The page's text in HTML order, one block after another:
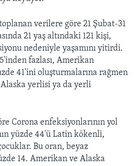
verilere göre 21 Şubat-31
21 yaş altındaki 121 kişi,
nedeniyle yaşamını yitirdi.
fazlası, Amerikan
41'ini oluşturmalarına rağmen
yerlisi ya da yerli
Corona enfeksiyonlarının yol
yüzde 44'ü Latin kökenli,
Bu oran, beyaz
14. Amerikan ve Alaska